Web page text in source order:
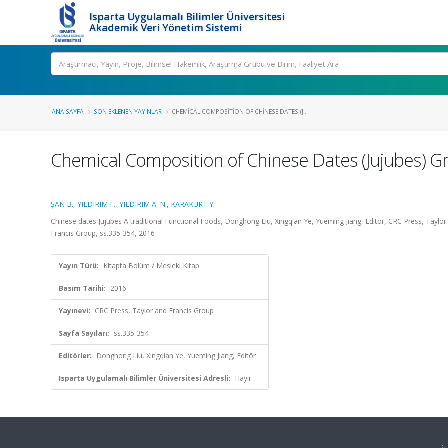
Isparta Uygulamalı Bilimler Üniversitesi
Akademik Veri Yönetim Sistemi
Ara
ANA SAYFA SON EKLENEN YAYINLAR CHEMICAL COMPOSITION OF CHINESE DATES (J...
Chemical Composition of Chinese Dates (Jujubes)
ŞAN B., YILDIRIM F., YILDIRIM A. N., KARAKURT Y.
Chinese dates Jujubes A traditional Functional Foods, Donghong Liu, Xingqian Ye, Yueming Jiang, Editör, CRC Press, Taylor
Francis Group, ss.335-354, 2016
Yayın Türü: Kitapta Bölüm / Mesleki Kitap
Basım Tarihi: 2016
Yayınevi: CRC Press, Taylor and Francis Group
Sayfa Sayıları: ss.335-354
Editörler: Donghong Liu, Xingqian Ye, Yueming Jiang, Editör
Isparta Uygulamalı Bilimler Üniversitesi Adresli: Hayır